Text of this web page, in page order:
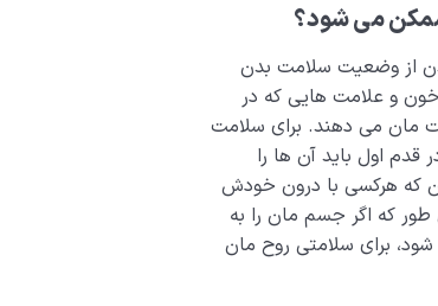
می‌ شود؟
از وضعیت سلامت بدن
و علامت هایی که در
مان می دهند. برای سلامت
اول باید آن ها را
که هرکسی با درون خودش
که اگر جسم مان را به
برای سلامتی روح مان